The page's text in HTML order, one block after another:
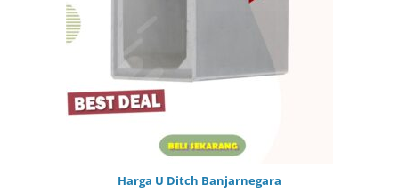
Harga U Ditch Banjarnegara